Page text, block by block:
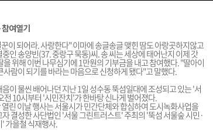
여열기
이 되어라. 사랑한다" 이마에 송글송글 맺힌 땀도 아랑곳하지않고
인 송양빈(37. 중랑구 묵동)씨. 송 씨는 세상에 태어난지 이제 갓
을 위해 이번 나무심기에 1만원의 기부금을 내고 참여했다. "딸아이
사람이 되기를 바라는 마음으로 신청하게 됐다"고 말했다.
이 물씬 배어나던 지난 1일 성수동 뚝섬일대에 조성되고 있는 '서
전 10시부터 '시민잔치'가 한바탕 신나게 벌어졌다.
린 이날 행사는 서울시가 민간단체와 합심하여 도시녹화사업을
결성한 사단법인 '서울 그린트러스트' 주최의 '뚝섬 서울숲 시민·
가을철 식재행사.